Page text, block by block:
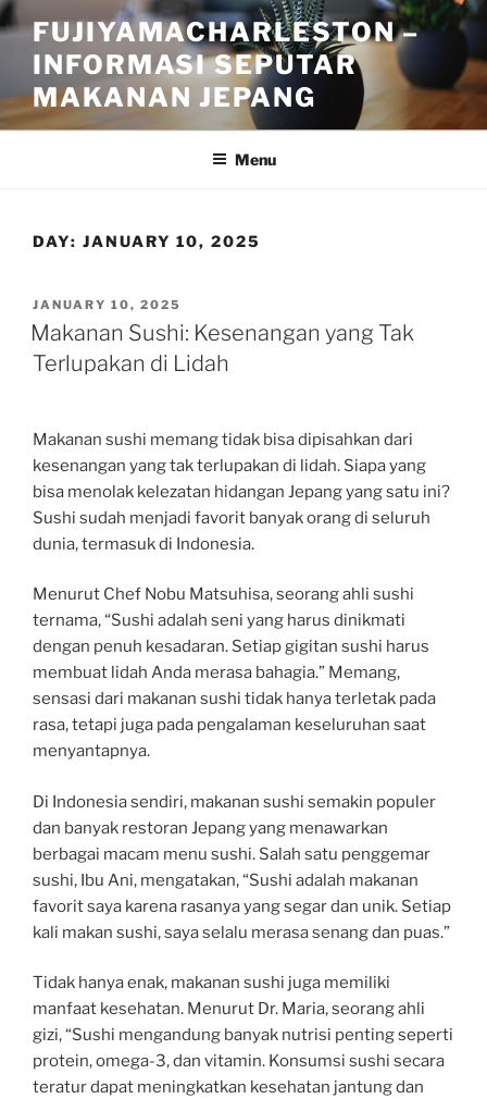
Skip
to
content
FUJIYAMACHARLESTON –
INFORMASI SEPUTAR
MAKANAN JEPANG
Menu
DAY: JANUARY 10, 2025
POSTED
ON
JANUARY 10, 2025
Makanan Sushi: Kesenangan yang Tak
Terlupakan di Lidah
Makanan sushi memang tidak bisa dipisahkan dari
kesenangan yang tak terlupakan di lidah. Siapa yang
bisa menolak kelezatan hidangan Jepang yang satu ini?
Sushi sudah menjadi favorit banyak orang di seluruh
dunia, termasuk di Indonesia.
Menurut Chef Nobu Matsuhisa, seorang ahli sushi
ternama, “Sushi adalah seni yang harus dinikmati
dengan penuh kesadaran. Setiap gigitan sushi harus
membuat lidah Anda merasa bahagia.” Memang,
sensasi dari makanan sushi tidak hanya terletak pada
rasa, tetapi juga pada pengalaman keseluruhan saat
menyantapnya.
Di Indonesia sendiri, makanan sushi semakin populer
dan banyak restoran Jepang yang menawarkan
berbagai macam menu sushi. Salah satu penggemar
sushi, Ibu Ani, mengatakan, “Sushi adalah makanan
favorit saya karena rasanya yang segar dan unik. Setiap
kali makan sushi, saya selalu merasa senang dan puas.”
Tidak hanya enak, makanan sushi juga memiliki
manfaat kesehatan. Menurut Dr. Maria, seorang ahli
gizi, “Sushi mengandung banyak nutrisi penting seperti
protein, omega-3, dan vitamin. Konsumsi sushi secara
teratur dapat meningkatkan kesehatan jantung dan